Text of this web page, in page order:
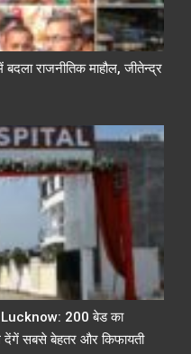
राजनीतिक माहौल, जीतेन्द्र
200 बेड का
सबसे बेहतर और किफायती